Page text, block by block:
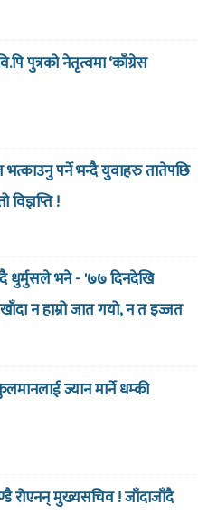
पुत्रको नेतृत्वमा ‘काँग्रेस
पर्ने भन्दै युवाहरु तातेपछि
!
धुर्मुसले भने - '७७ दिनदेखि
न हाम्रो जात गयो, न त इज्जत
ज्यान मार्ने धम्की
रोएनन् मुख्यसचिव ! जाँदाजाँदै